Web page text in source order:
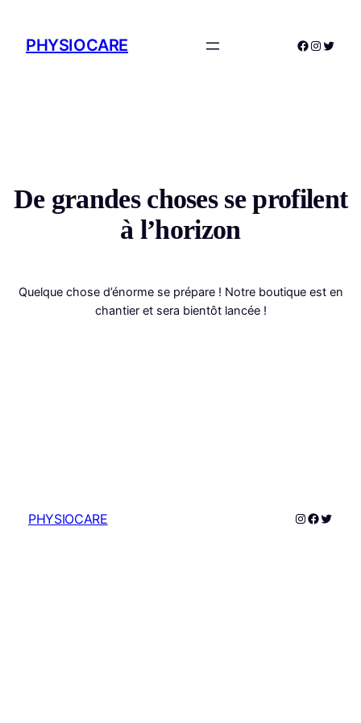
PHYSIOCARE Facebook
De grandes choses se profilent
à l’horizon
Quelque chose d’énorme se prépare ! Notre boutique est en
chantier et sera bientôt lancée !
PHYSIOCARE Instagram